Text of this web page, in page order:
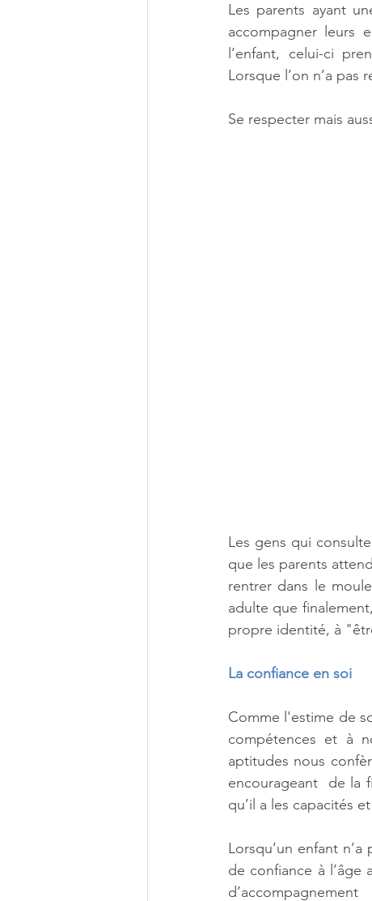
Les parents ayant
accompagner leurs
l’enfant, celui-ci
Lorsque l’on n’a pas
Se respecter mais
Les gens qui
que les parents
rentrer dans le
adulte que
propre identité, à
La confiance en soi
Comme l'estime de
compétences et à
aptitudes nous
encourageant  de la
qu’il a les capacités
Lorsqu’un enfant
de confiance à